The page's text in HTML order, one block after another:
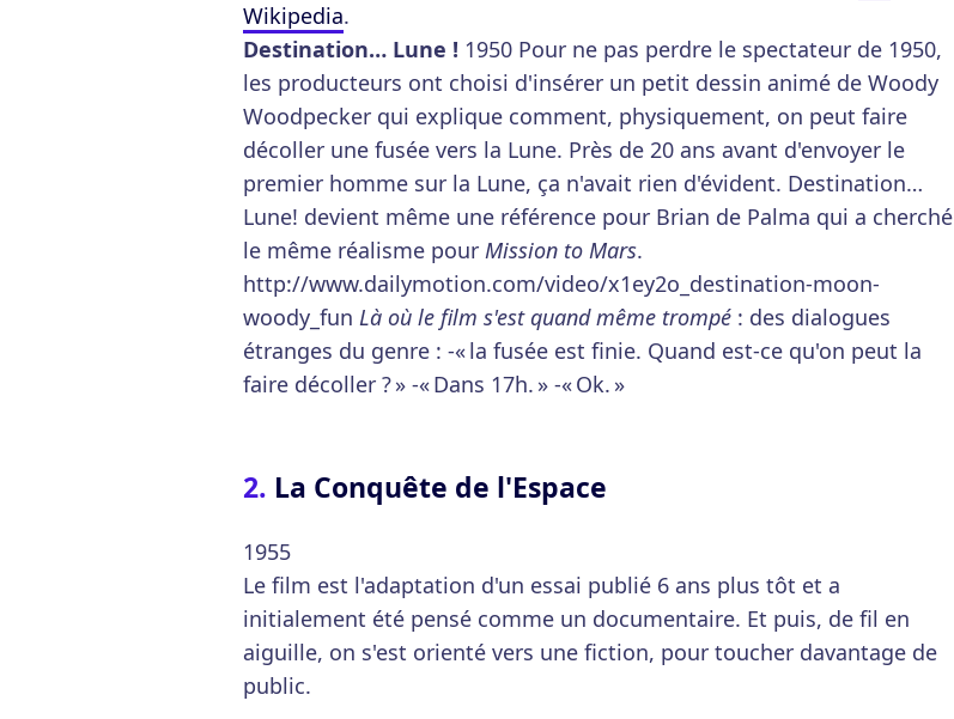
Wikipedia.
Destination… Lune ! 1950 Pour ne pas perdre le spectateur de 1950,
les producteurs ont choisi d'insérer un petit dessin animé de Woody
Woodpecker qui explique comment, physiquement, on peut faire
décoller une fusée vers la Lune. Près de 20 ans avant d'envoyer le
premier homme sur la Lune, ça n'avait rien d'évident. Destination…
Lune! devient même une référence pour Brian de Palma qui a cherché
le même réalisme pour Mission to Mars.
http://www.dailymotion.com/video/x1ey2o_destination-moon-
woody_fun Là où le film s'est quand même trompé : des dialogues
étranges du genre : -« la fusée est finie. Quand est-ce qu'on peut la
faire décoller ? » -« Dans 17h. » -« Ok. »
La Conquête de l'Espace
1955
Le film est l'adaptation d'un essai publié 6 ans plus tôt et a
initialement été pensé comme un documentaire. Et puis, de fil en
aiguille, on s'est orienté vers une fiction, pour toucher davantage de
public.